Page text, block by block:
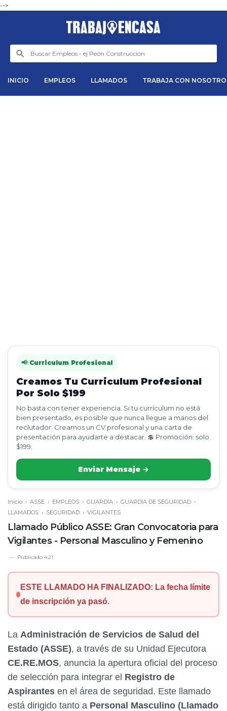
-->
INICIO EMPLEOS LLAMADOS TRABAJA CON
📢 Curriculum Profesional
Creamos Tu Curriculum Profesional
Por Solo $199
No basta con tener experiencia. Si tu currículum no está
bien presentado, es posible que nunca llegue a manos del
reclutador. Creamos un CV profesional y una carta de
presentación para ayudarte a destacar. 💲 Promoción: solo
$199.
Enviar Mensaje →
Inicio › ASSE › EMPLEOS › GUARDIA › GUARDIA DE SEGURIDAD ›
LLAMADOS › SEGURIDAD › VIGILANTES
Llamado Público ASSE: Gran Convocatoria para
Vigilantes - Personal Masculino y Femenino
Publicado 4:21
ESTE LLAMADO HA FINALIZADO: La fecha límite
de inscripción ya pasó.
La Administración de Servicios de Salud del
Estado (ASSE), a través de su Unidad Ejecutora
CE.RE.MOS, anuncia la apertura oficial del proceso
de selección para integrar el Registro de
Aspirantes en el área de seguridad. Este llamado
está dirigido tanto a Personal Masculino (Llamado